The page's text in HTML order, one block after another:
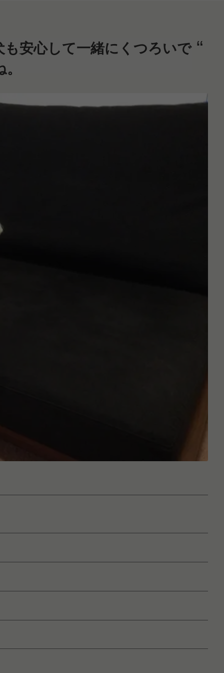
安心して一緒にくつろいで